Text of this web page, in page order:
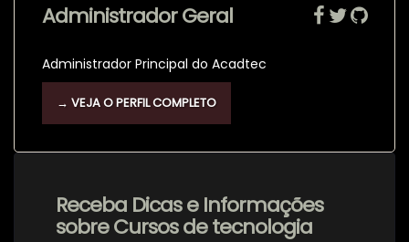
Administrador Geral
Administrador Principal do Acadtec
→ VEJA O PERFIL COMPLETO
Receba Dicas e Informações
sobre Cursos de tecnologia